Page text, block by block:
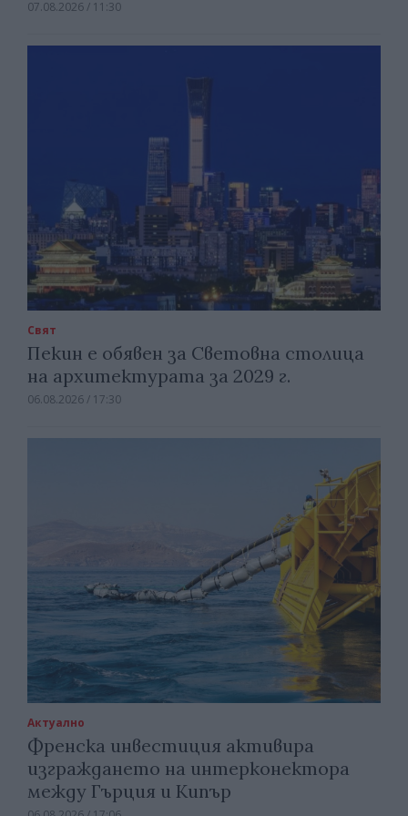
07.08.2026 / 11:30
Свят
Пекин е обявен за Световна столица
на архитектурата за 2029 г.
06.08.2026 / 17:30
Актуално
Френска инвестиция активира
изграждането на интерконектора
между Гърция и Кипър